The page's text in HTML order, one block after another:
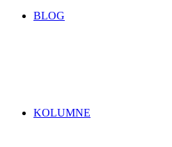
BLOG
KOLUMNE